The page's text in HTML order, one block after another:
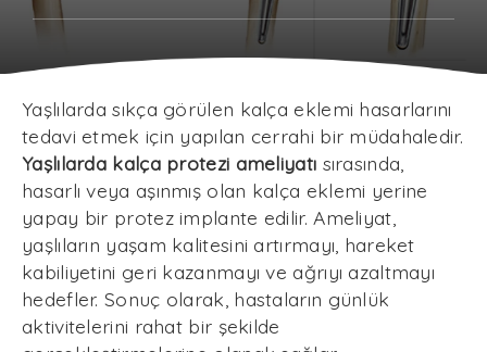
Yaşlılarda sıkça görülen kalça eklemi hasarlarını
tedavi etmek için yapılan cerrahi bir müdahaledir.
Yaşlılarda kalça protezi ameliyatı sırasında,
hasarlı veya aşınmış olan kalça eklemi yerine
yapay bir protez implante edilir. Ameliyat,
yaşlıların yaşam kalitesini artırmayı, hareket
kabiliyetini geri kazanmayı ve ağrıyı azaltmayı
hedefler. Sonuç olarak, hastaların günlük
aktivitelerini rahat bir şekilde